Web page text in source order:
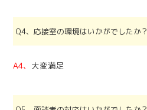
Q4、応接室の環境はいかがでしたか？
A4、 大変満足